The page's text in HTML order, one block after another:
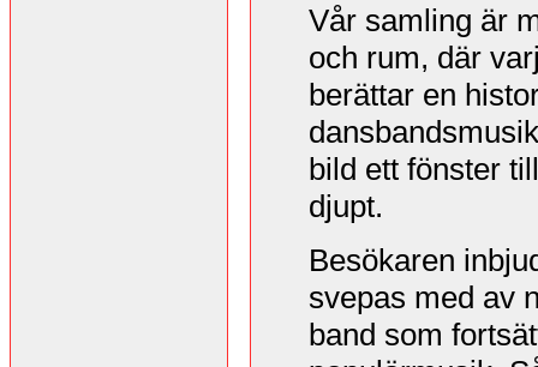
Vår samling är
och rum, där
berättar en
bild ett fönster
djupt.
Besökaren
svepas med av
band som